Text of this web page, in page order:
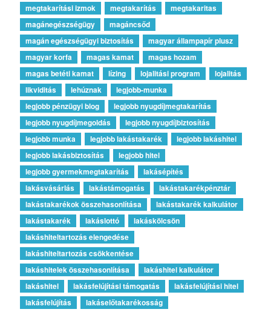
megtakarítási izmok
megtakarítás
megtakaritas
magánegészségügy
magáncsőd
magán egészségügyi biztosítás
magyar állampapír plusz
magyar korfa
magas kamat
magas hozam
magas betéti kamat
lízing lojalitási program
lojalitás
likviditás
lehúznak
legjobb-munka
legjobb pénzügyi blog
legjobb nyugdíjmegtakarítás
legjobb nyugdíjmegoldás
legjobb nyugdíjbiztosítás
legjobb munka
legjobb lakástakarék
legjobb lakáshitel
legjobb lakásbiztosítás
legjobb hitel
legjobb gyermekmegtakarítás
lakásépítés
lakásvásárlás
lakástámogatás
lakástakarékpénztár
lakástakarékok összehasonlítása
lakástakarék kalkulátor
lakástakarék
lakáslottó
lakáskölcsön
lakáshiteltartozás elengedése
lakáshiteltartozás csökkentése
lakáshitelek összehasonlítása
lakáshitel kalkulátor
lakáshitel
lakásfelújítási támogatás
lakásfelújítási hitel
lakásfelújítás
lakáselőtakarékosság